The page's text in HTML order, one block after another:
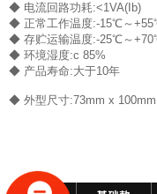
◆ 电流回路功耗:<1VA(Ib)
◆ 正常工作温度:-15℃～
◆ 存贮运输温度:-25℃～
◆ 环境湿度:c 85%
◆ 产品寿命:大于10年
◆ 外型尺寸:73mm x